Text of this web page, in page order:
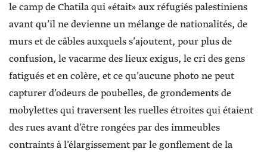
le camp de Chatila qui «était» aux réfugiés palestiniens
avant qu’il ne devienne un mélange de nationalités, de
murs et de câbles auxquels s’ajoutent, pour plus de
confusion, le vacarme des lieux exigus, le cri des gens
fatigués et en colère, et ce qu’aucune photo ne peut
capturer d’odeurs de poubelles, de grondements de
mobylettes qui traversent les ruelles étroites qui étaient
des rues avant d’être rongées par des immeubles
contraints à l’élargissement par le gonflement de la